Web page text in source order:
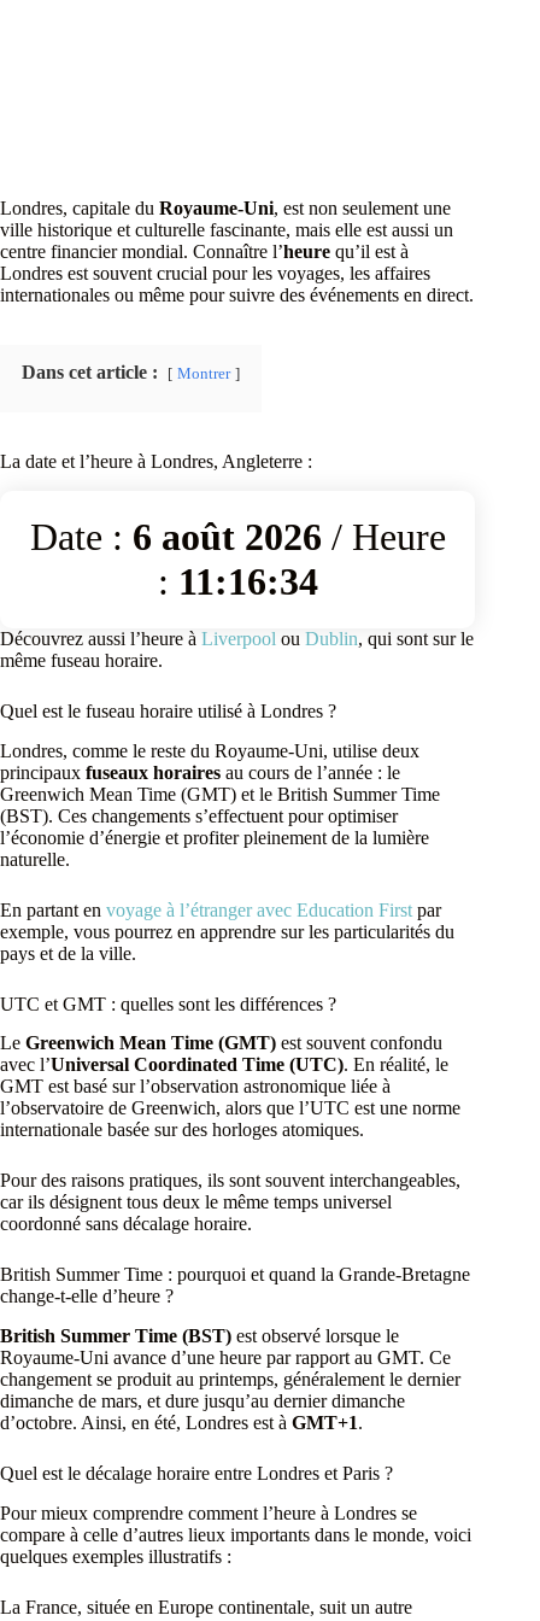
Londres, capitale du Royaume-Uni, est non seulement une
ville historique et culturelle fascinante, mais elle est aussi un
centre financier mondial. Connaître l’heure qu’il est à
Londres est souvent crucial pour les voyages, les affaires
internationales ou même pour suivre des événements en direct.
Dans cet article : Montrer
La date et l’heure à Londres, Angleterre :
Date : 6 août 2026 / Heure
: 11:16:34
Découvrez aussi l’heure à Liverpool ou Dublin, qui sont sur le
même fuseau horaire.
Quel est le fuseau horaire utilisé à Londres ?
Londres, comme le reste du Royaume-Uni, utilise deux
principaux fuseaux horaires au cours de l’année : le
Greenwich Mean Time (GMT) et le British Summer Time
(BST). Ces changements s’effectuent pour optimiser
l’économie d’énergie et profiter pleinement de la lumière
naturelle.
En partant en voyage à l’étranger avec Education First par
exemple, vous pourrez en apprendre sur les particularités du
pays et de la ville.
UTC et GMT : quelles sont les différences ?
Le Greenwich Mean Time (GMT) est souvent confondu
avec l’Universal Coordinated Time (UTC). En réalité, le
GMT est basé sur l’observation astronomique liée à
l’observatoire de Greenwich, alors que l’UTC est une norme
internationale basée sur des horloges atomiques.
Pour des raisons pratiques, ils sont souvent interchangeables,
car ils désignent tous deux le même temps universel
coordonné sans décalage horaire.
British Summer Time : pourquoi et quand la Grande-Bretagne
change-t-elle d’heure ?
British Summer Time (BST) est observé lorsque le
Royaume-Uni avance d’une heure par rapport au GMT. Ce
changement se produit au printemps, généralement le dernier
dimanche de mars, et dure jusqu’au dernier dimanche
d’octobre. Ainsi, en été, Londres est à GMT+1.
Quel est le décalage horaire entre Londres et Paris ?
Pour mieux comprendre comment l’heure à Londres se
compare à celle d’autres lieux importants dans le monde, voici
quelques exemples illustratifs :
La France, située en Europe continentale, suit un autre